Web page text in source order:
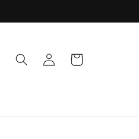
EinloggenWarenkorb